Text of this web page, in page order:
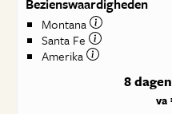
Montana
Santa Fe
Amerika
8 dagen
va